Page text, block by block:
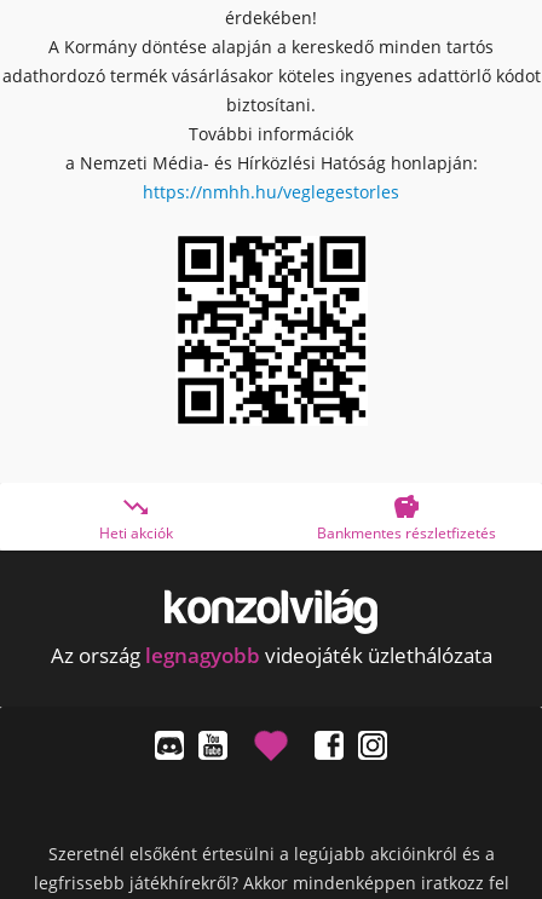
érdekében!
A Kormány döntése alapján a kereskedő minden tartós
adathordozó termék vásárlásakor köteles ingyenes adattörlő kódot
biztosítani.
További információk
a Nemzeti Média- és Hírközlési Hatóság honlapján:
https://nmhh.hu/veglegestorles
Bankmentes részletfizetés OTP Online
Az ország legnagyobb videojáték üzlethálózata
Szeretnél elsőként értesülni a legújabb akcióinkról és a
legfrissebb játékhírekről? Akkor mindenképpen iratkozz fel